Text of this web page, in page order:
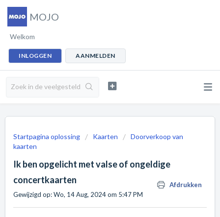
MOJO
Welkom
INLOGGEN AANMELDEN
Startpagina oplossing Kaarten
Doorverkoop van
kaarten
Ik ben opgelicht met valse of ongeldige
concertkaarten
Afdrukken
Gewijzigd op: Wo, 14 Aug, 2024 om 5:47 PM